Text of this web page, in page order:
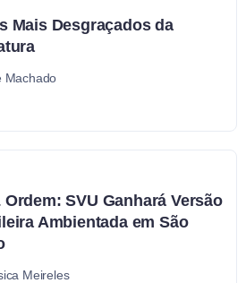
Mais Desgraçados da
Machado
Ordem: SVU Ganhará Versão
Ambientada em São
Meireles